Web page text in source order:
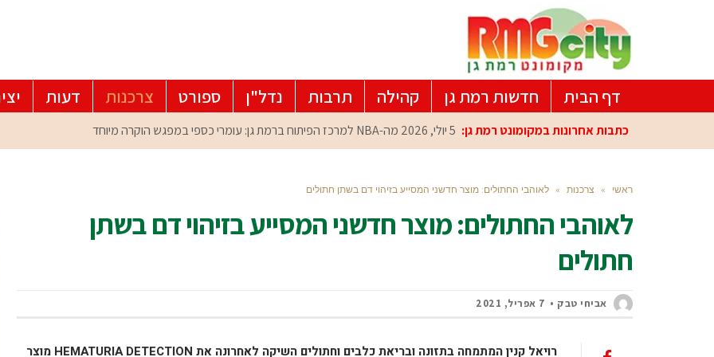
דף הבית חדשות רמת גן קהילה תרבות נדל"ן ספורט צרכנות דעות
כתבות אחרונות במקומונט רמת גן: 5 יולי, 2026 מה-NBA למרכז הפיתוח ברמת גן: עומרי כספי במפגש הוקרה מיוחד
ראשי » צרכנות » לאוהבי החתולים: מוצר חדשני המסייע בזיהוי דם בשתן חתולים
לאוהבי החתולים: מוצר חדשני המסייע בזיהוי דם בשתן
חתולים
אביחי טבק 7 אפריל, 2021
רויאל קנין המתמחה בתזונה ובריאת כלבים וחתולים השיקה לאחרונה את HEMATURIA DETECTIONמוצר